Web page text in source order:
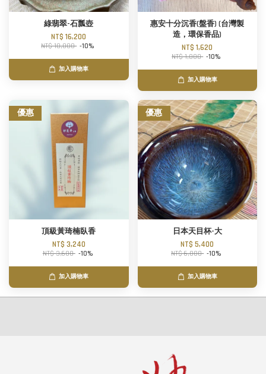
綠翡翠-石瓢壺
NT$ 16,200
NT$ 18,000 -10%
加入購物車
惠安十分沉香(盤香) (台灣製
造，環保香品)
NT$ 1,620
NT$ 1,800 -10%
加入購物車
優惠
頂級黃琦楠臥香
NT$ 3,240
NT$ 3,600 -10%
加入購物車
優惠
日本天目杯-大
NT$ 5,400
NT$ 6,000 -10%
加入購物車